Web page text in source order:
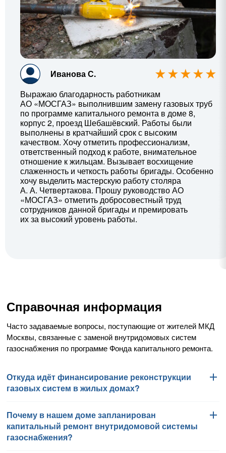
Иванова С.
Выражаю благодарность работникам
АО «МОСГАЗ» выполнившим замену газовых труб
по программе капитального ремонта в доме 8,
корпус 2, проезд Шебашёвский. Работы были
выполнены в кратчайший срок с высоким
качеством. Хочу отметить профессионализм,
ответственный подход к работе, внимательное
отношение к жильцам. Вызывает восхищение
слаженность и четкость работы бригады. Особенно
хочу выделить мастерскую работу столяра
А. А. Четвертакова. Прошу руководство АО
«МОСГАЗ» отметить добросовестный труд
сотрудников данной бригады и премировать
их за высокий уровень работы.
Справочная информация
Часто задаваемые вопросы, поступающие от жителей МКД
Москвы, связанные с заменой внутридомовых систем
газоснабжения по программе Фонда капитального ремонта.
Откуда идёт финансирование реконструкции
газовых систем в жилых домах?
Работы по замене внутридомовых систем газоснабжения
финансируются Фондом капитального ремонта
многоквартирных домов города Москвы в соответствии
Почему в нашем доме запланирован
капитальный ремонт внутридомовой системы
газоснабжения?